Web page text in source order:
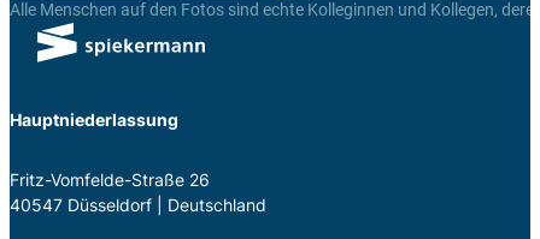
Alle Menschen auf den Fotos sind echte Kolleginnen und Kollegen,
Hauptniederlassung
Fritz-Vom­felde-Straße 26
40547 Düs­sel­dorf | Deutsch­land